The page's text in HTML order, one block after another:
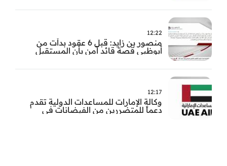
12:22
منصور بن زايد: قبل 6 عقود بدأت من
أبوظبي قصة قائد آمن بأن المستقبل
12:17
وكالة الإمارات للمساعدات الدولية تقدم
دعماً للمتضررين من الفيضانات في